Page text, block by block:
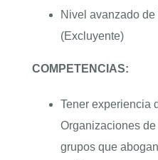
Nivel avanzado de
(Excluyente)
COMPETENCIAS:
Tener experiencia
Organizaciones
grupos que